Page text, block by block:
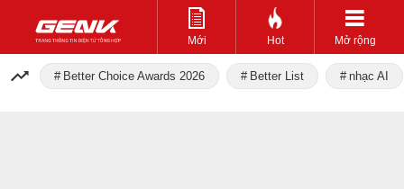
Mới Hot Mở rộng
Better Choice Awards 2026 Better List nhạc AI